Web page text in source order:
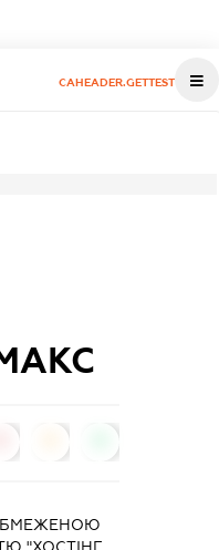
CAHEADER.GETTEST